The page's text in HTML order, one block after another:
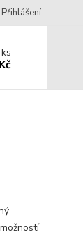
Přihlášení
ks